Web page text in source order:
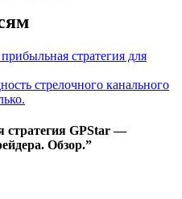
стратегия для
стрелочного канального
стратегия GPStar —
Обзор.”